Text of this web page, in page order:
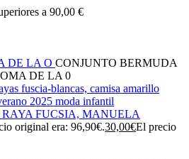
a 90,00 €
DE LA O CONJUNTO BERMUDA
DE LA 0
FUCSIA, MANUELA
original era: 96,90€.30,00€El precio